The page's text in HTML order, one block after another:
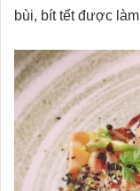
bùi, bít tết được